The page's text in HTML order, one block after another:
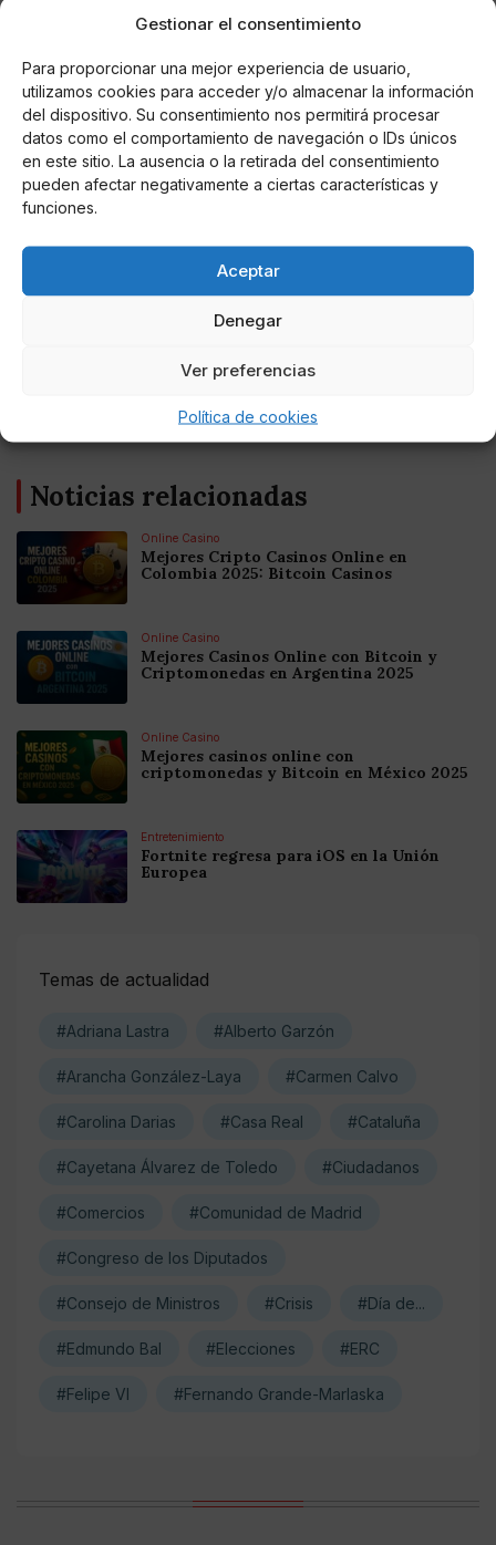
Gestionar el consentimiento
Para proporcionar una mejor experiencia de usuario,
utilizamos cookies para acceder y/o almacenar la información
del dispositivo. Su consentimiento nos permitirá procesar
datos como el comportamiento de navegación o IDs únicos
en este sitio. La ausencia o la retirada del consentimiento
pueden afectar negativamente a ciertas características y
funciones.
Aceptar
Denegar
Ver preferencias
Política de cookies
Sánchez modificará el Gobierno el próximo
Nadia Calviño ascenderá a vicepresidenta segunda
e Ione Belarra será ministra de Derechos Sociales y Agenda
Noticias relacionadas
Online Casino
Mejores Cripto Casinos Online en
Colombia 2025: Bitcoin Casinos
Online Casino
Mejores Casinos Online con Bitcoin y
Criptomonedas en Argentina 2025
Online Casino
Mejores casinos online con
criptomonedas y Bitcoin en México 2025
Entretenimiento
Fortnite regresa para iOS en la Unión
Europea
Temas de actualidad
#Adriana Lastra #Alberto Garzón
#Arancha González-Laya #Carmen Calvo
#Carolina Darias #Casa Real #Cataluña
#Cayetana Álvarez de Toledo #Ciudadanos
#Comercios #Comunidad de Madrid
#Congreso de los Diputados
#Consejo de Ministros #Crisis #Día de...
#Edmundo Bal #Elecciones #ERC
#Felipe VI #Fernando Grande-Marlaska